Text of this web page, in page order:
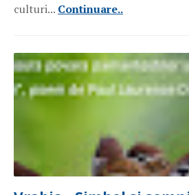
culturi... Continuare..